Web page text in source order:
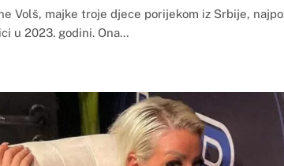
Volš, majke troje djece porijekom iz Srbije,
u 2023. godini. Ona…